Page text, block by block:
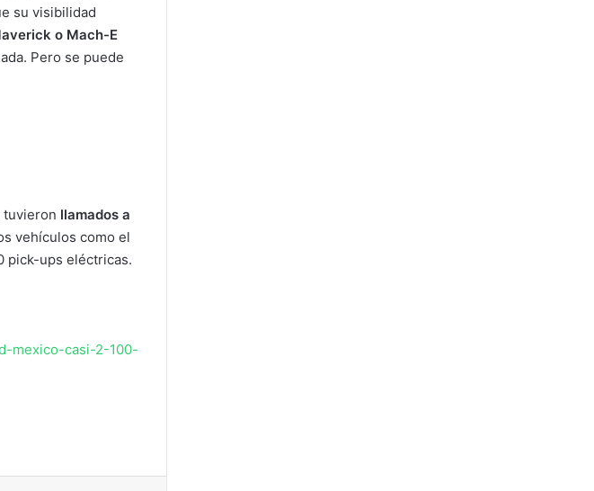
su visibilidad
o Mach-E
Pero se puede
tuvieron llamados a
vehículos como el
pick-ups eléctricas.
mexico-casi-2-100-